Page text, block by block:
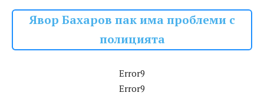
Явор Бахаров пак има проблеми с
полицията
Error9
Error9